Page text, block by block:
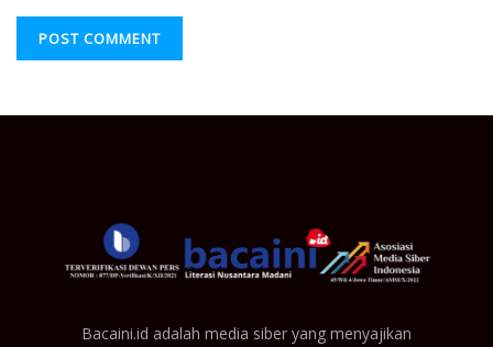
Bacaini.id adalah media siber yang menyajikan